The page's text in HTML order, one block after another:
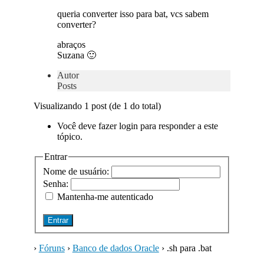
queria converter isso para bat, vcs sabem
converter?
abraços
Suzana 🙂
Autor
Posts
Visualizando 1 post (de 1 do total)
Você deve fazer login para responder a este
tópico.
Entrar
Nome de usuário:
Senha:
Mantenha-me autenticado
Entrar
› Fóruns › Banco de dados Oracle › .sh para .bat